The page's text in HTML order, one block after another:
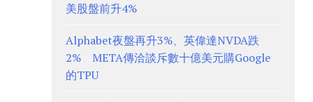
美股盤前升4%
Alphabet夜盤再升3%、英偉達NVDA跌
2% META傳洽談斥數十億美元購Google
的TPU